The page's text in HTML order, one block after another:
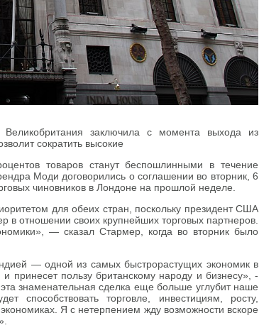
заключила с момента выхода из
сократить высокие
товаров станут беспошлинными в течение
Моди договорились о соглашении во вторник, 6
чиновников в Лондоне на прошлой неделе.
для обеих стран, поскольку президент США
отношении своих крупнейших торговых партнеров.
— сказал Стармер, когда во вторник было
— одной из самых быстрорастущих экономик в
принесет пользу британскому народу и бизнесу», -
знаменательная сделка еще больше углубит наше
способствовать торговле, инвестициям, росту,
Я с нетерпением жду возможности вскоре